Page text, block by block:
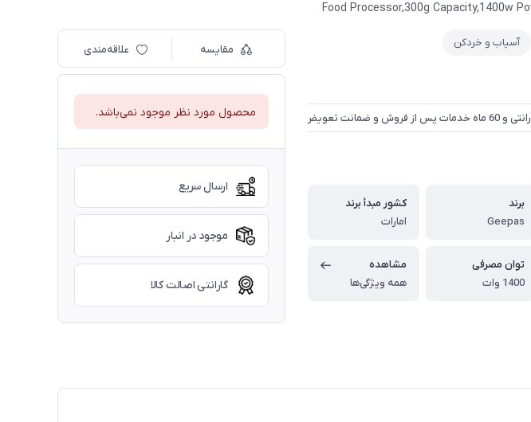
Food Processor,300g Capacity,1400w
آسیاب و خردکن
برند
Geepas
کشور مبدأ برند
امارات
توان مصرفی
1400 وات
مشاهده
همه ویژگی‌ها
مقایسه علاقه‌مندی
محصول مورد نظر موجود نمی‌باشد.
ارسال سریع
موجود در انبار
گارانتی اصالت کالا